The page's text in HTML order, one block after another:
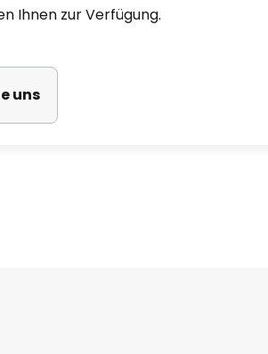
in den Mittelpunkt stellt und
Chaos erzeugt werden.
Ihnen zur Verfügung.
uns